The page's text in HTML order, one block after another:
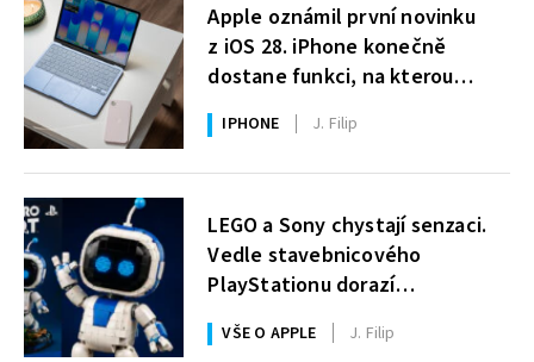
Apple oznámil první novinku
z iOS 28. iPhone konečně
dostane funkci, na kterou
uživatelé Windows čekají roky
IPHONE J. Filip
LEGO a Sony chystají senzaci.
Vedle stavebnicového
PlayStationu dorazí
i legendární Astro Bot a bude
zdarma
VŠE O APPLE J. Filip